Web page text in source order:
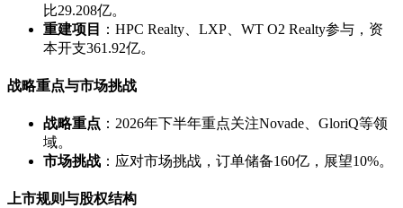
比29.208亿。
重建项目
：HPC Realty、LXP、WT O2 Realty参与，资
本开支361.92亿。
战略重点与市场挑战
战略重点 ：2026年下半年重点关注Novade、GloriQ等领
域。
市场挑战 ：应对市场挑战，订单储备160亿，展望10%。
上市规则与股权结构